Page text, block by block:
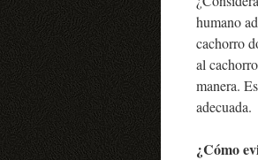
humano
cachorro
al
manera.
adecuada.
¿Cómo